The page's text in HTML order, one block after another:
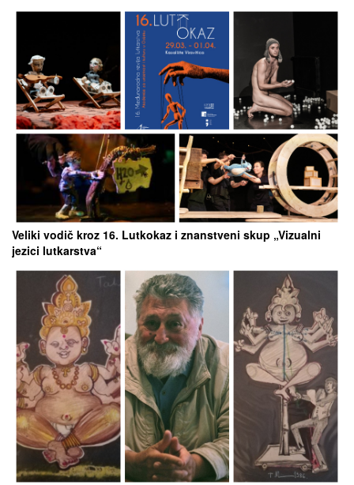
Veliki vodič kroz 16. Lutkokaz i znanstveni skup „Vizualni
jezici lutkarstva“